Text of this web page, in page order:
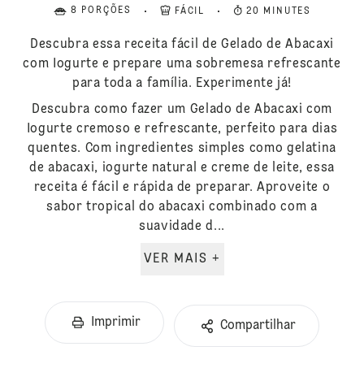
8 PORÇÕES FÁCIL 20 MINUTES
Descubra essa receita fácil de Gelado de Abacaxi
com Iogurte e prepare uma sobremesa refrescante
para toda a família. Experimente já!
Descubra como fazer um Gelado de Abacaxi com
Iogurte cremoso e refrescante, perfeito para dias
quentes. Com ingredientes simples como gelatina
de abacaxi, iogurte natural e creme de leite, essa
receita é fácil e rápida de preparar. Aproveite o
sabor tropical do abacaxi combinado com a
suavidade d...
VER MAIS +
Imprimir Compartilhar